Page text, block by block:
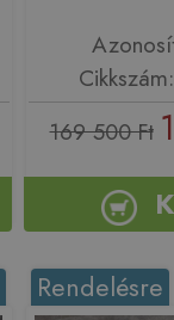
169 500 Ft
Rendelésre